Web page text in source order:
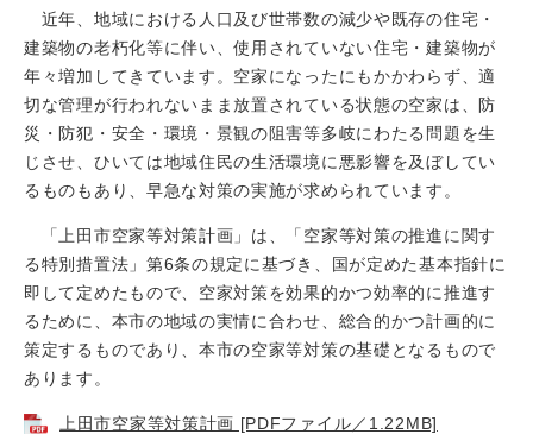
近年、地域における人口及び世帯数の減少や既存の住宅・
建築物の老朽化等に伴い、使用されていない住宅・建築物が
年々増加してきています。空家になったにもかかわらず、適
切な管理が行われないまま放置されている状態の空家は、防
災・防犯・安全・環境・景観の阻害等多岐にわたる問題を生
じさせ、ひいては地域住民の生活環境に悪影響を及ぼしてい
るものもあり、早急な対策の実施が求められています。
「上田市空家等対策計画」は、「空家等対策の推進に関す
る特別措置法」第6条の規定に基づき、国が定めた基本指針に
即して定めたもので、空家対策を効果的かつ効率的に推進す
るために、本市の地域の実情に合わせ、総合的かつ計画的に
策定するものであり、本市の空家等対策の基礎となるもので
あります。
上田市空家等対策計画 [PDFファイル／1.22MB]